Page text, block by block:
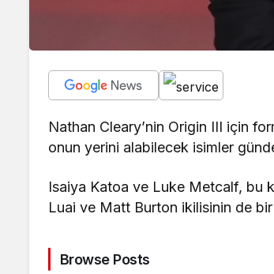
Nathan Cleary’nin Origin III için
onun yerini alabilecek isimler
Isaiya Katoa ve Luke Metcalf, bu
Luai ve Matt Burton ikilisinin de
Browse Posts